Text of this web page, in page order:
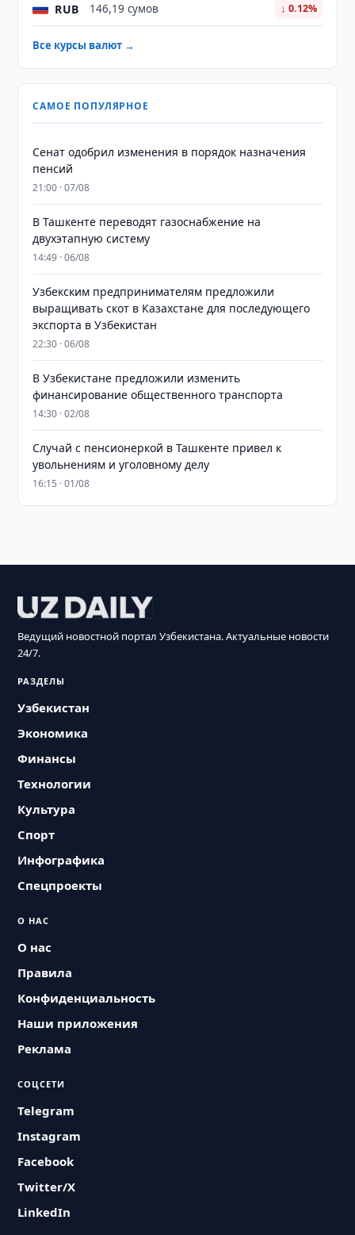
RUB 146,19 сумов ↓ 0.12%
Все курсы валют →
САМОЕ ПОПУЛЯРНОЕ
Сенат одобрил изменения в порядок назначения
пенсий
21:00 · 07/08
В Ташкенте переводят газоснабжение на
двухэтапную систему
14:49 · 06/08
Узбекским предпринимателям предложили
выращивать скот в Казахстане для последующего
экспорта в Узбекистан
22:30 · 06/08
В Узбекистане предложили изменить
финансирование общественного транспорта
14:30 · 02/08
Случай с пенсионеркой в Ташкенте привел к
увольнениям и уголовному делу
16:15 · 01/08
Ведущий новостной портал Узбекистана. Актуальные новости
24/7.
РАЗДЕЛЫ
Узбекистан
Экономика
Финансы
Технологии
Культура
Спорт
Инфографика
Спецпроекты
О НАС
О нас
Правила
Конфиденциальность
Наши приложения
Реклама
СОЦСЕТИ
Telegram
Instagram
Facebook
Twitter/X
LinkedIn